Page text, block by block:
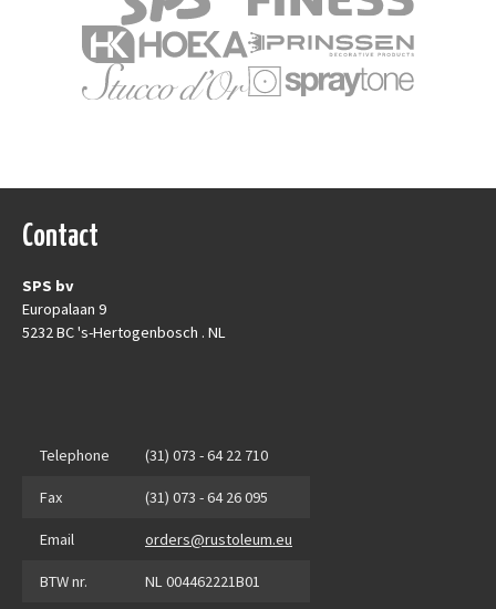
Contact
SPS bv
Europalaan 9
5232 BC 's-Hertogenbosch . NL
Telephone (31) 073 - 64 22 710
Fax (31) 073 - 64 26 095
Email orders@rustoleum.eu
BTW nr. NL 004462221B01